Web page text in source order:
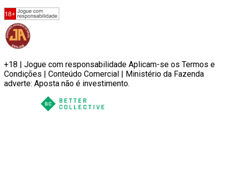
+18 | Jogue com responsabilidade Aplicam-se os Termos e
Condições | Conteúdo Comercial | Ministério da Fazenda
adverte: Aposta não é investimento.